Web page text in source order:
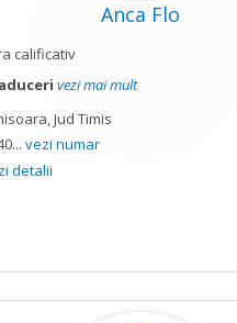
Anca Flo
calificativ
vezi mai mult
Jud Timis
vezi numar
detalii